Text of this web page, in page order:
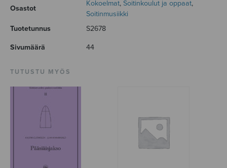
Osastot
Kokoelmat, Soitinkoulut ja oppaat,
Soitinmusiikki
Tuotetunnus
S2678
Sivumäärä 44
TUTUSTU MYÖS